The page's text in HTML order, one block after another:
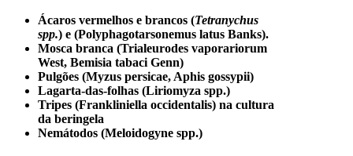
Ácaros vermelhos e brancos (Tetranychus
spp.) e (Polyphagotarsonemus latus Banks).
Mosca branca (Trialeurodes vaporariorum
West, Bemisia tabaci Genn)
Pulgões (Myzus persicae, Aphis gossypii)
Lagarta-das-folhas (Liriomyza spp.)
Tripes (Frankliniella occidentalis) na cultura
da beringela
Nemátodos (Meloidogyne spp.)